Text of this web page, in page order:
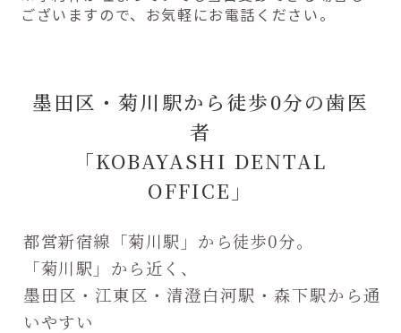
ございますので、お気軽にお電話ください。
墨田区・菊川駅から徒歩0分の歯医
者
「KOBAYASHI DENTAL
OFFICE」
都営新宿線「菊川駅」から徒歩0分。
「菊川駅」から近く、
墨田区・江東区・清澄白河駅・森下駅から通
いやすい